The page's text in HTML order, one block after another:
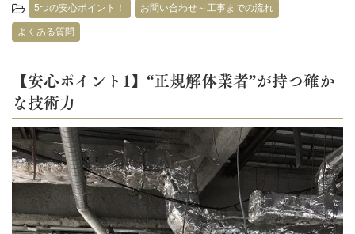
5つの安心ポイント！ お問い合わせ～工事までの流れ
よくある質問
【安心ポイント1】“正規解体業者”が持つ確か
な技術力